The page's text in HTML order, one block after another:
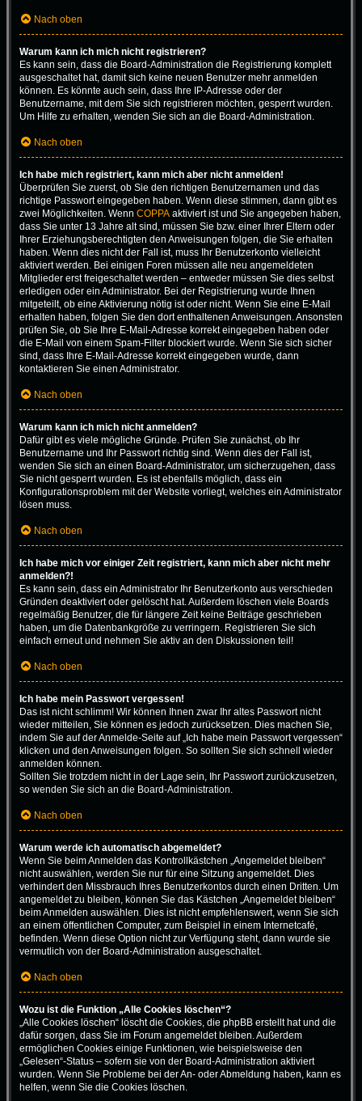
Nach oben
Warum kann ich mich nicht registrieren?
Es kann sein, dass die Board-Administration die Registrierung komplett
ausgeschaltet hat, damit sich keine neuen Benutzer mehr anmelden
können. Es könnte auch sein, dass Ihre IP-Adresse oder der
Benutzername, mit dem Sie sich registrieren möchten, gesperrt wurden.
Um Hilfe zu erhalten, wenden Sie sich an die Board-Administration.
Nach oben
Ich habe mich registriert, kann mich aber nicht anmelden!
Überprüfen Sie zuerst, ob Sie den richtigen Benutzernamen und das
richtige Passwort eingegeben haben. Wenn diese stimmen, dann gibt es
zwei Möglichkeiten. Wenn COPPA aktiviert ist und Sie angegeben haben,
dass Sie unter 13 Jahre alt sind, müssen Sie bzw. einer Ihrer Eltern oder
Ihrer Erziehungsberechtigten den Anweisungen folgen, die Sie erhalten
haben. Wenn dies nicht der Fall ist, muss Ihr Benutzerkonto vielleicht
aktiviert werden. Bei einigen Foren müssen alle neu angemeldeten
Mitglieder erst freigeschaltet werden – entweder müssen Sie dies selbst
erledigen oder ein Administrator. Bei der Registrierung wurde Ihnen
mitgeteilt, ob eine Aktivierung nötig ist oder nicht. Wenn Sie eine E-Mail
erhalten haben, folgen Sie den dort enthaltenen Anweisungen. Ansonsten
prüfen Sie, ob Sie Ihre E-Mail-Adresse korrekt eingegeben haben oder
die E-Mail von einem Spam-Filter blockiert wurde. Wenn Sie sich sicher
sind, dass Ihre E-Mail-Adresse korrekt eingegeben wurde, dann
kontaktieren Sie einen Administrator.
Nach oben
Warum kann ich mich nicht anmelden?
Dafür gibt es viele mögliche Gründe. Prüfen Sie zunächst, ob Ihr
Benutzername und Ihr Passwort richtig sind. Wenn dies der Fall ist,
wenden Sie sich an einen Board-Administrator, um sicherzugehen, dass
Sie nicht gesperrt wurden. Es ist ebenfalls möglich, dass ein
Konfigurationsproblem mit der Website vorliegt, welches ein Administrator
lösen muss.
Nach oben
Ich habe mich vor einiger Zeit registriert, kann mich aber nicht mehr
anmelden?!
Es kann sein, dass ein Administrator Ihr Benutzerkonto aus verschieden
Gründen deaktiviert oder gelöscht hat. Außerdem löschen viele Boards
regelmäßig Benutzer, die für längere Zeit keine Beiträge geschrieben
haben, um die Datenbankgröße zu verringern. Registrieren Sie sich
einfach erneut und nehmen Sie aktiv an den Diskussionen teil!
Nach oben
Ich habe mein Passwort vergessen!
Das ist nicht schlimm! Wir können Ihnen zwar Ihr altes Passwort nicht
wieder mitteilen, Sie können es jedoch zurücksetzen. Dies machen Sie,
indem Sie auf der Anmelde-Seite auf „Ich habe mein Passwort vergessen“
klicken und den Anweisungen folgen. So sollten Sie sich schnell wieder
anmelden können.
Sollten Sie trotzdem nicht in der Lage sein, Ihr Passwort zurückzusetzen,
so wenden Sie sich an die Board-Administration.
Nach oben
Warum werde ich automatisch abgemeldet?
Wenn Sie beim Anmelden das Kontrollkästchen „Angemeldet bleiben“
nicht auswählen, werden Sie nur für eine Sitzung angemeldet. Dies
verhindert den Missbrauch Ihres Benutzerkontos durch einen Dritten. Um
angemeldet zu bleiben, können Sie das Kästchen „Angemeldet bleiben“
beim Anmelden auswählen. Dies ist nicht empfehlenswert, wenn Sie sich
an einem öffentlichen Computer, zum Beispiel in einem Internetcafé,
befinden. Wenn diese Option nicht zur Verfügung steht, dann wurde sie
vermutlich von der Board-Administration ausgeschaltet.
Nach oben
Wozu ist die Funktion „Alle Cookies löschen“?
„Alle Cookies löschen“ löscht die Cookies, die phpBB erstellt hat und die
dafür sorgen, dass Sie im Forum angemeldet bleiben. Außerdem
ermöglichen Cookies einige Funktionen, wie beispielsweise den
„Gelesen“-Status – sofern sie von der Board-Administration aktiviert
wurden. Wenn Sie Probleme bei der An- oder Abmeldung haben, kann es
helfen, wenn Sie die Cookies löschen.